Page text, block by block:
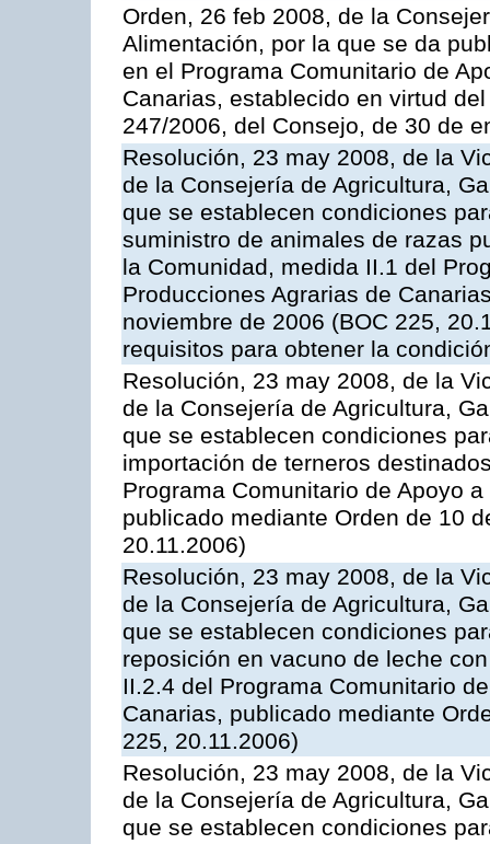
Orden, 26 feb 2008, de la
Alimentación, por la que se da
en el Programa Comunitario de
Canarias, establecido en virtud
247/2006, del Consejo, de 30 de
Resolución, 23 may 2008, de la
de la Consejería de Agricultura,
que se establecen condiciones
suministro de animales de razas
la Comunidad, medida II.1 del
Producciones Agrarias de
noviembre de 2006 (BOC 225,
requisitos para obtener la
Resolución, 23 may 2008, de la
de la Consejería de Agricultura,
que se establecen condiciones
importación de terneros
Programa Comunitario de Apoyo
publicado mediante Orden de 10
20.11.2006)
Resolución, 23 may 2008, de la
de la Consejería de Agricultura,
que se establecen condiciones
reposición en vacuno de leche
II.2.4 del Programa Comunitario
Canarias, publicado mediante
225, 20.11.2006)
Resolución, 23 may 2008, de la
de la Consejería de Agricultura,
que se establecen condiciones